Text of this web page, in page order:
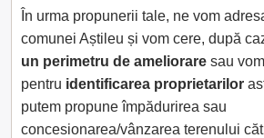
În urma propunerii tale, ne vom
comunei Aștileu și vom cere, după
un perimetru de ameliorare sau
pentru identificarea proprietarilor
putem propune împădurirea sau
concesionarea/vânzarea terenului